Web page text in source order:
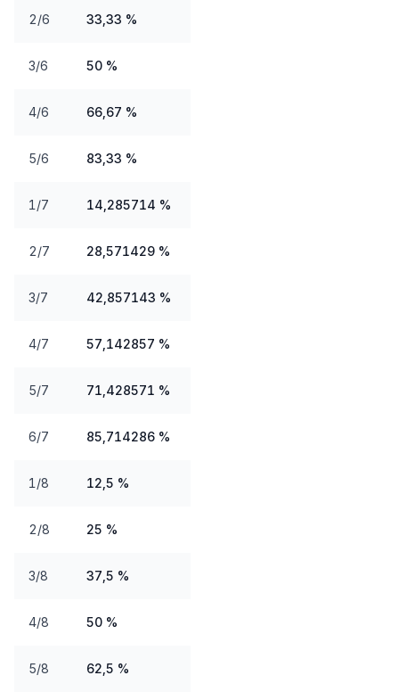
2/6 33,33 %
3/6 50 %
4/6 66,67 %
5/6 83,33 %
1/7 14,285714 %
2/7 28,571429 %
3/7 42,857143 %
4/7 57,142857 %
5/7 71,428571 %
6/7 85,714286 %
1/8 12,5 %
2/8 25 %
3/8 37,5 %
4/8 50 %
5/8 62,5 %